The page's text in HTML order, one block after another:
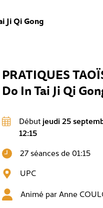
Ji Qi Gong
PRATIQUES
Do In Tai Ji Qi
Début jeudi 25
12:15
27 séances de 01:15
UPC
Animé parAnne